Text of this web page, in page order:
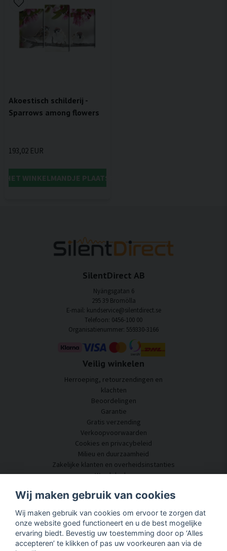
Akoestisch schilderij -
Sparrows among flowers
193,02 EUR
HET WINKELMANDJE PLAATSEN
SilentDirect AB
Nyängsgatan 6
295 39 Bromölla
E-mail: kundservice@silentdirect.se
Telefoon: 0456-100 00
Organisatienummer: 559330-3166
Veilig winkelen
Herroeping, retourzendingen en
klachten
Beoordelingen
Garantie
Gratis verzending
Verkoopvoorwaarden
Cookies en privacybeleid
Milieu en duurzaamheid
Zakelijke klanten en overheidsinstanties
Word dealer
Klantenservice
Neem contact met ons op
Akoestisch advies
Montage en installatie
Vragen en antwoorden
Wij maken gebruik van cookies
Wij maken gebruik van cookies om ervoor te zorgen dat
onze website goed functioneert en u de best mogelijke
ervaring biedt. Bevestig uw toestemming door op ‘Alles
accepteren’ te klikken of pas uw voorkeuren aan via de